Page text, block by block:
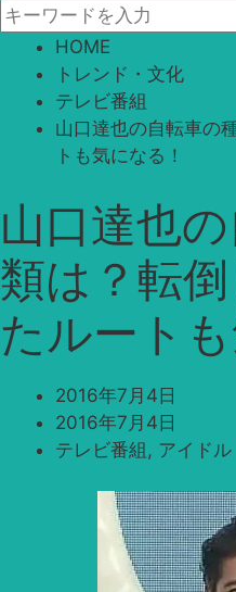
テ
ゴ
HOME
トレンド・文化
テレビ番組
山口達也の自転車の
トも気になる！
山口達也
類は？転
たルート
2016年7月4日
2016年7月4日
テレビ番組 , アイドル